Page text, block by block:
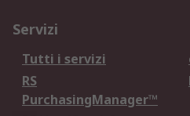
Servizi
Tutti i servizi
RS
PurchasingManager™